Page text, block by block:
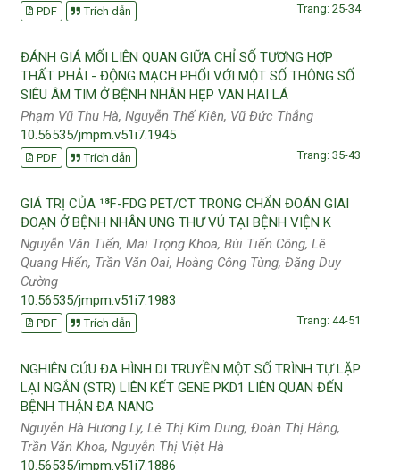
PDF Trích dẫn Trang: 25-34
ĐÁNH GIÁ MỐI LIÊN QUAN GIỮA CHỈ SỐ TƯƠNG HỢP
THẤT PHẢI - ĐỘNG MẠCH PHỔI VỚI MỘT SỐ THÔNG SỐ
SIÊU ÂM TIM Ở BỆNH NHÂN HẸP VAN HAI LÁ
Phạm Vũ Thu Hà, Nguyễn Thế Kiên, Vũ Đức Thắng
10.56535/jmpm.v51i7.1945
PDF Trích dẫn Trang: 35-43
GIÁ TRỊ CỦA ¹⁸F-FDG PET/CT TRONG CHẨN ĐOÁN GIAI
ĐOẠN Ở BỆNH NHÂN UNG THƯ VÚ TẠI BỆNH VIỆN K
Nguyễn Văn Tiến, Mai Trọng Khoa, Bùi Tiến Công, Lê
Quang Hiển, Trần Văn Oai, Hoàng Công Tùng, Đặng Duy
Cường
10.56535/jmpm.v51i7.1983
PDF Trích dẫn Trang: 44-51
NGHIÊN CỨU ĐA HÌNH DI TRUYỀN MỘT SỐ TRÌNH TỰ LẶP
LẠI NGẮN (STR) LIÊN KẾT GENE PKD1 LIÊN QUAN ĐẾN
BỆNH THẬN ĐA NANG
Nguyễn Hà Hương Ly, Lê Thị Kim Dung, Đoàn Thị Hằng,
Trần Văn Khoa, Nguyễn Thị Việt Hà
10.56535/jmpm.v51i7.1886